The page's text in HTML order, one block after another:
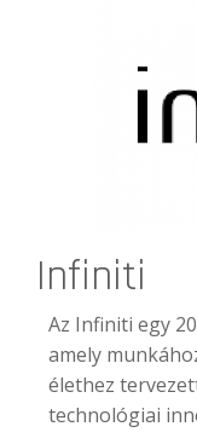
Infiniti
Az Infiniti egy
amely
élethez
technológiai